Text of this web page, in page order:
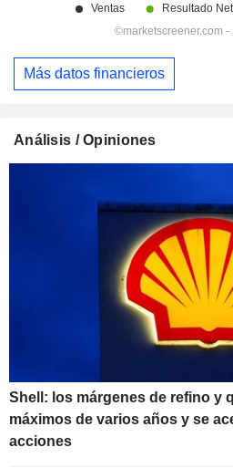
Más datos financieros
Análisis / Opiniones
Shell: los márgenes de refino y
máximos de varios años y se
acciones